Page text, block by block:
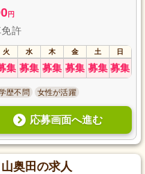
円
許
火 水 木 金 土 日
集 募集 募集 募集 募集 募集
歴不問 女性が活躍
応募画面へ進む
奥田の求人